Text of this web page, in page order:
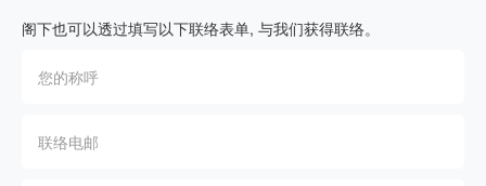
阁下也可以透过填写以下联络表单, 与我们获得联络。